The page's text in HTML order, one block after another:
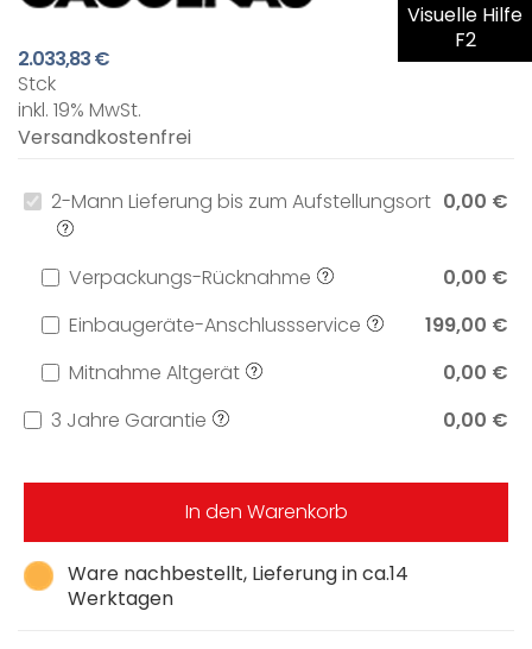
Visuelle Hilfe
F2
2.033,83 €
Stck
inkl. 19% MwSt.
Versandkostenfrei
Ware nachbestellt, Lieferung in ca.14
Werktagen
2-Mann Lieferung bis zum Aufstellungsort 0,00 €
Verpackungs-Rücknahme
0,00 €
Einbaugeräte-Anschlussservice
199,00 €
Mitnahme Altgerät
0,00 €
3 Jahre Garantie
0,00 €
In den Warenkorb